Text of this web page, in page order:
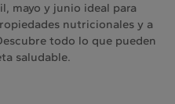
mayo y junio ideal para
nutricionales y a
todo lo que pueden
saludable.